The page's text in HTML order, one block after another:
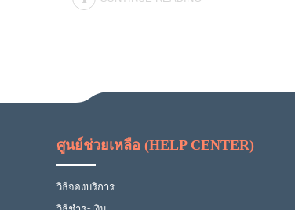
ศูนย์ช่วยเหลือ (HELP CENTER)
วิธีจองบริการ